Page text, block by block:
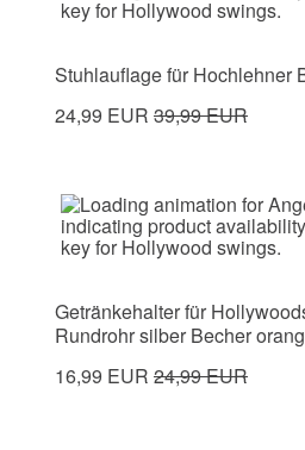
Stuhlauflage für Hochlehner
24,99 EUR 39,99 EUR
Getränkehalter für
Rundrohr silber Becher
16,99 EUR 24,99 EUR